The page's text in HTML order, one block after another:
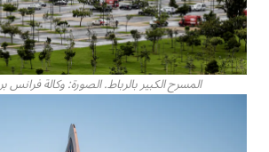
المسرح الكبير بالرباط. الصورة: وكالة